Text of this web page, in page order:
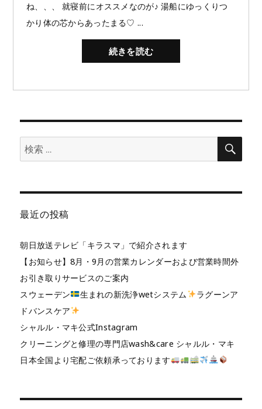
ね、、、 就寝前にオススメなのが♪ 湯船にゆっくりつ
かり体の芯からあったまる♡ ...
続きを読む
検
索:
検
最近の投稿
朝日放送テレビ「キラスマ」で紹介されます
【お知らせ】8月・9月の営業カレンダーおよび営業時間外
お引き取りサービスのご案内
スウェーデン
生まれの新洗浄wetシステム
ラグーンア
ドバンスケア
シャルル・マキ公式Instagram
クリーニングと修理の専門店wash&care シャルル・マキ
日本全国より宅配ご依頼承っております